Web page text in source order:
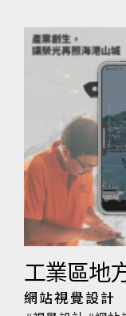
工業區地
網站視覺設計